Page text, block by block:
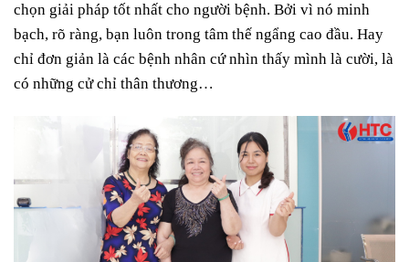
chọn giải pháp tốt nhất cho người bệnh. Bởi vì nó minh
bạch, rõ ràng, bạn luôn trong tâm thế ngẩng cao đầu. Hay
chỉ đơn giản là các bệnh nhân cứ nhìn thấy mình là cười, là
có những cử chỉ thân thương…